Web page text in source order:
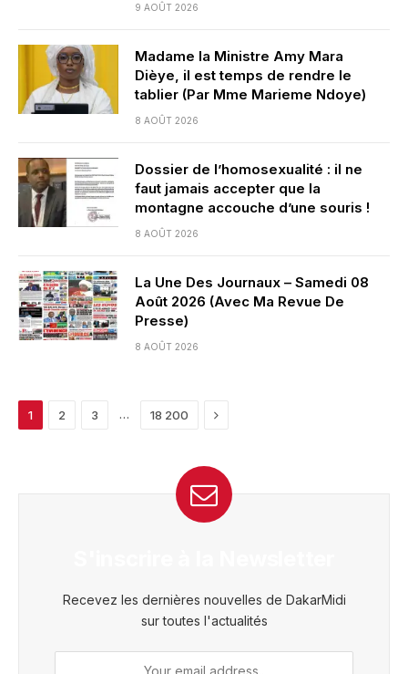
9 AOÛT 2026
Madame la Ministre Amy Mara
Dièye, il est temps de rendre le
tablier (Par Mme Marieme Ndoye)
8 AOÛT 2026
Dossier de l’homosexualité : il ne
faut jamais accepter que la
montagne accouche d’une souris !
8 AOÛT 2026
La Une Des Journaux – Samedi 08
Août 2026 (Avec Ma Revue De
Presse)
8 AOÛT 2026
1 2 3 … 18 200 Next
Recevez les dernières nouvelles de DakarMidi
sur toutes l'actualités